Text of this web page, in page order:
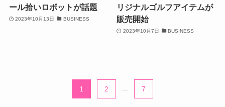
ール拾いロボットが話題
2023年10月13日 BUSINESS
リジナルゴルフアイテムが
販売開始
2023年10月7日 BUSINESS
1 2 7